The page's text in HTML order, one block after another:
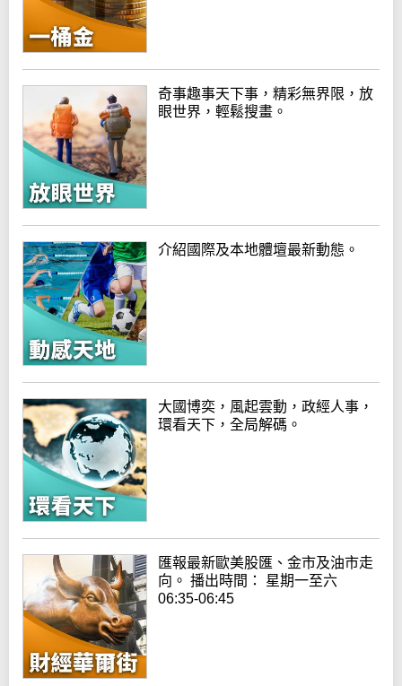
奇事趣事天下事，精彩無界限，放
眼世界，輕鬆搜畫。
介紹國際及本地體壇最新動態。
大國博奕，風起雲動，政經人事，
環看天下，全局解碼。
匯報最新歐美股匯、金市及油市走
向。 播出時間： 星期一至六
06:35-06:45